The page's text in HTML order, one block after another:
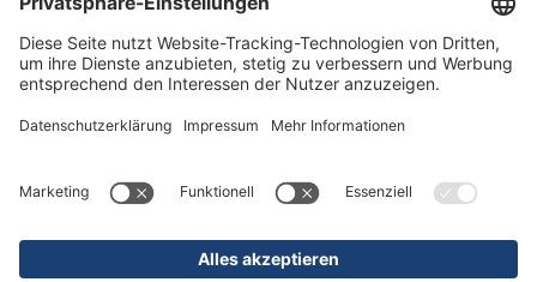
Aktuelles & Kontakt
Ansprechpartner
Online-Terminbuchung